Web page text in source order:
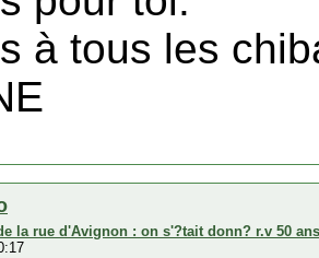
à tous les
la rue d'Avignon : on s'?tait donn? r.v 50